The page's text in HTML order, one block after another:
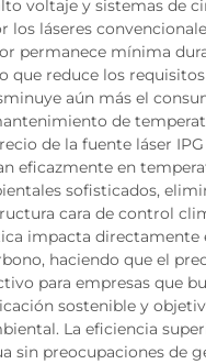
voltaje y sistemas de
los láseres
permanece mínima
que reduce los
aún más el
de
de la fuente láser
eficazmente en
sofisticados,
cara de control
impacta directamente
haciendo que el
para empresas que
sostenible y
La eficiencia
sin preocupaciones de